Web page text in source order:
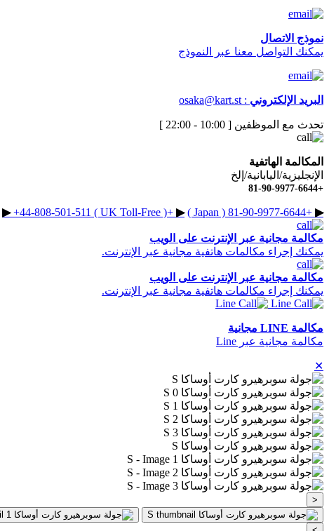
نموذج الاتصال
يمكنك التواصل معنا عبر النموذج
البريد الإلكتروني :
osaka@kart.st
تحدث مع الموظفين [ 10:00 - 22:00 ]
المكالمة الهاتفية
الإنجليزية/اليابانية/إلخ
+81-90-9977-6644
▶︎
+81-90-9977-6644 ( Japan )
▶︎
+1-866-990-0777 ( US / Canada Toll-Free )
▶︎+44-808-501-511 ( UK Toll-Free )
مكالمة مجانية عبر الإنترنت على الويب
يمكنك إجراء مكالمات هاتفية مجانية عبر الإنترنت.
مكالمة مجانية عبر الإنترنت على الويب
يمكنك إجراء مكالمات هاتفية مجانية عبر الإنترنت.
مكالمة LINE مجانية
مكالمة مجانية عبر Line
✕
<